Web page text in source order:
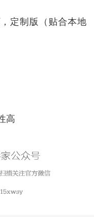
定制版（贴合本地
高